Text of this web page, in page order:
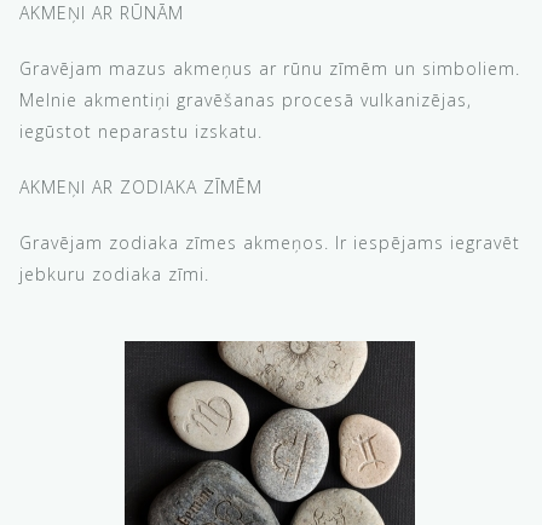
AKMEŅI AR RŪNĀM
Gravējam mazus akmeņus ar rūnu zīmēm un simboliem.
Melnie akmentiņi gravēšanas procesā vulkanizējas,
iegūstot neparastu izskatu.
AKMEŅI AR ZODIAKA ZĪMĒM
Gravējam zodiaka zīmes akmeņos. Ir iespējams iegravēt
jebkuru zodiaka zīmi.